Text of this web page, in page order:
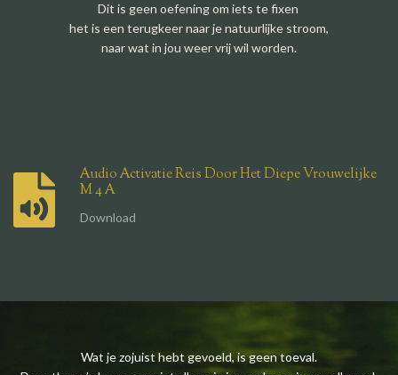
Dit is geen oefening om iets te fixen
het is een terugkeer naar je natuurlijke stroom,
naar wat in jou weer vrij wil worden.
Audio Activatie Reis Door Het Diepe Vrouwelijke
M 4 A
Download
Wat je zojuist hebt gevoeld, is geen toeval.